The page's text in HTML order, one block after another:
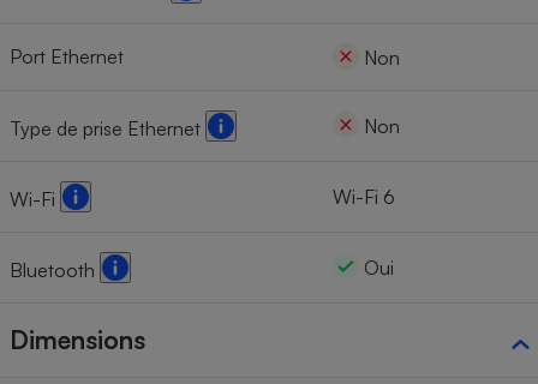
Port Ethernet Non
Type de prise Ethernet Non
Wi-Fi Wi-Fi 6
Bluetooth Oui
Dimensions